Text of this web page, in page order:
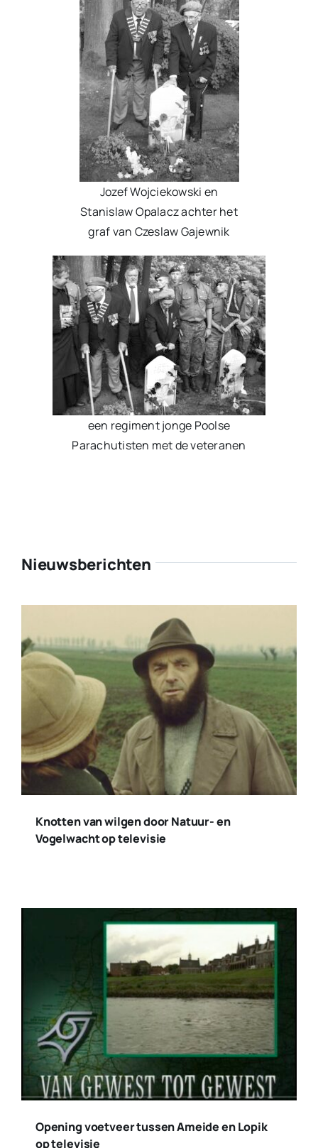
Jozef Wojciekowski en
Stanislaw Opalacz achter het
graf van Czeslaw Gajewnik
een regiment jonge Poolse
Parachutisten met de veteranen
Nieuwsberichten
Knotten van wilgen door Natuur- en
Vogelwacht op televisie
Opening voetveer tussen Ameide en Lopik
op televisie